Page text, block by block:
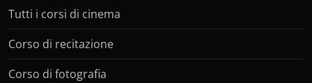
Tutti i corsi di cinema
Corso di recitazione
Corso di fotografia